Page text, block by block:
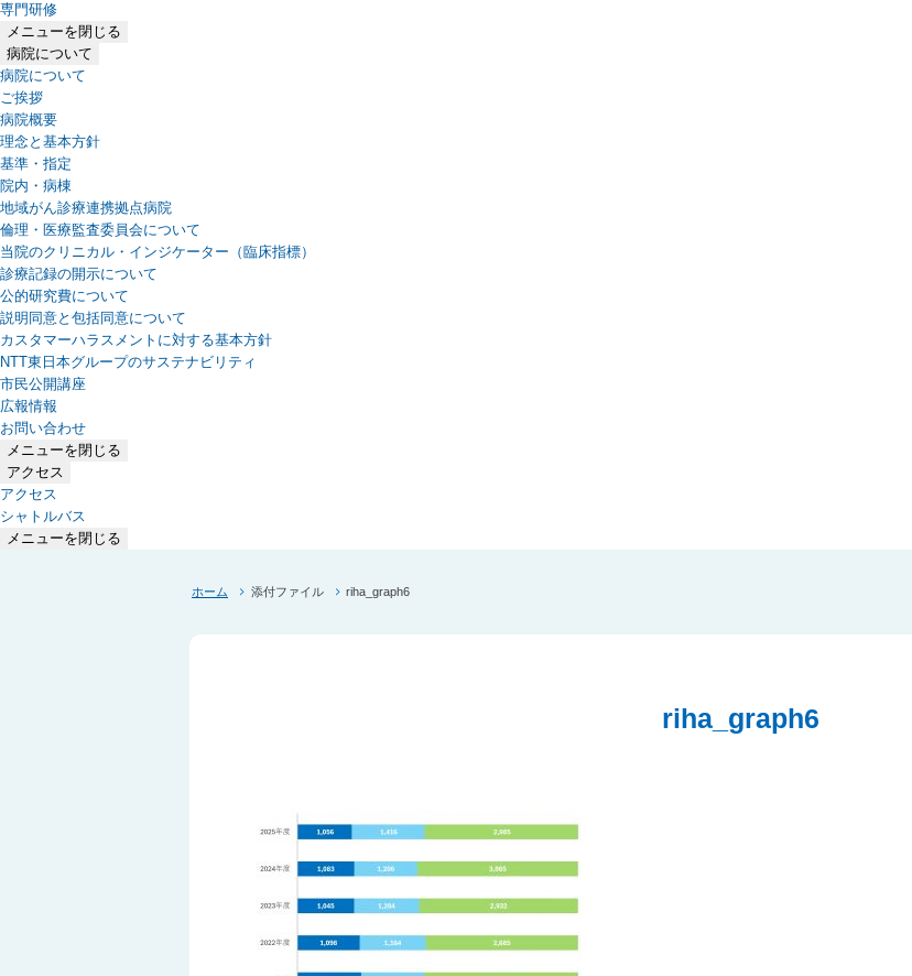
専門研修
メニューを閉じる
病院について
病院について
ご挨拶
病院概要
理念と基本方針
基準・指定
院内・病棟
地域がん診療連携拠点病院
倫理・医療監査委員会について
当院のクリニカル・インジケーター（臨床指標）
診療記録の開示について
公的研究費について
説明同意と包括同意について
カスタマーハラスメントに対する基本方針
NTT東日本グループのサステナビリティ
（新しいタブで開きます）
市民公開講座
広報情報
お問い合わせ
メニューを閉じる
アクセス
アクセス
シャトルバス
メニューを閉じる
ホーム 添付ファイル riha_graph6
riha_graph6